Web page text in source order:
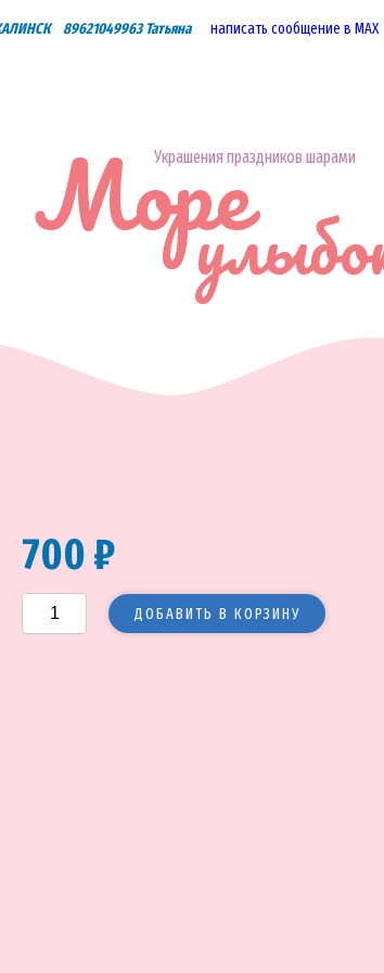
89621049963 Татьяна написать сообщение в МАХ
Украшения праздников шарами
Море
700 ₽
ДОБАВИТЬ В КОРЗИНУ